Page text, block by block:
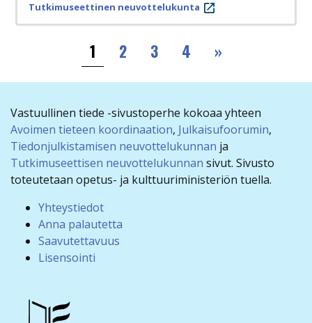
Tutkimuseettinen neuvottelukunta
1 2 3 4 »››
Vastuullinen tiede -sivustoperhe kokoaa yhteen
Avoimen tieteen koordinaation, Julkaisufoorumin,
Tiedonjulkistamisen neuvottelukunnan ja
Tutkimuseettisen neuvottelukunnan sivut. Sivusto
toteutetaan opetus- ja kulttuuriministeriön tuella.
Yhteystiedot
Anna palautetta
Saavutettavuus
Lisensointi